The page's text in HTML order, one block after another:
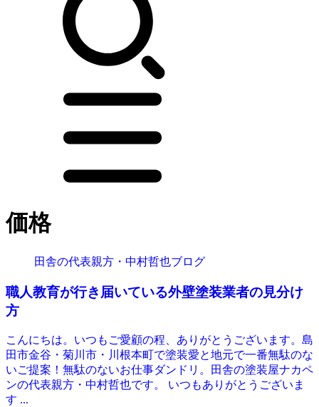
価格
田舎の代表親方・中村哲也ブログ
職人教育が行き届いている外壁塗装業者の見分け
方
こんにちは。いつもご愛顧の程、ありがとうございます。島
田市金谷・菊川市・川根本町で塗装愛と地元で一番無駄のな
いご提案！無駄のないお仕事ダンドリ。田舎の塗装屋ナカペ
ンの代表親方・中村哲也です。 いつもありがとうございま
す ...